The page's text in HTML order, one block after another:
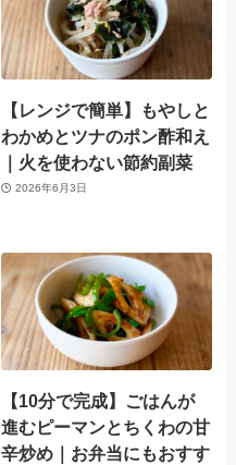
【レンジで簡単】もやしと
わかめとツナのポン酢和え
｜火を使わない節約副菜
2026年6月3日
【10分で完成】ごはんが
進むピーマンとちくわの甘
辛炒め｜お弁当にもおすす